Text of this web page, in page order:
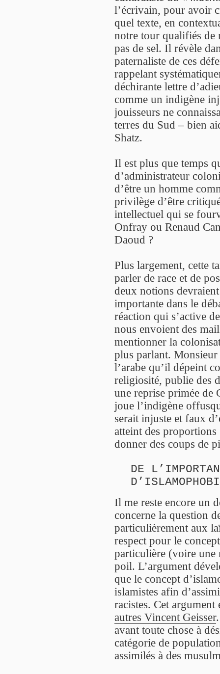
l’écrivain, pour avoir
quel texte, en
notre tour qualifiés de
pas de sel. Il révèle
paternaliste de ces
rappelant
déchirante lettre
comme un indigène
jouisseurs ne
terres du Sud – bien
Shatz.
Il est plus que temps
d’administrateur
d’être un homme
privilège d’être
intellectuel qui se
Onfray ou Renaud
Daoud ?
Plus largement, cette
parler de race et de
deux notions
importante dans le
réaction qui s’active
nous envoient des
mentionner la
plus parlant.
l’arabe qu’il dépeint
religiosité, publie des
une reprise primée de
joue l’indigène
serait injuste et faux
atteint des
donner des coups de
DE
Il me reste encore un
concerne la question
particulièrement aux
respect pour le
particulière (voire une
poil. L’argument
que le concept
islamistes afin
racistes. Cet
autres Vincent Geisser
avant toute chose à
catégorie de
assimilés à des